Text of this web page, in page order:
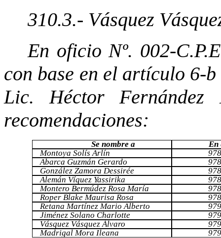
310.3.- Vásquez
En oficio Nº. 002-
con base en el artículo 6-
Lic. Héctor Fernández
recomendaciones:
Se nombre a
En
Montoya Solís Arlín
Abarca Guzmán Gerardo
González Zamora Dessirée
Alemán Víquez Yassirika
Montero Bermúdez Rosa María
Roper Blake Maurisa Rosa
Retana Martínez Mario Alberto
Jiménez Solano Charlotte
Vásquez Vásquez Álvaro
Madrigal Mora Ileana